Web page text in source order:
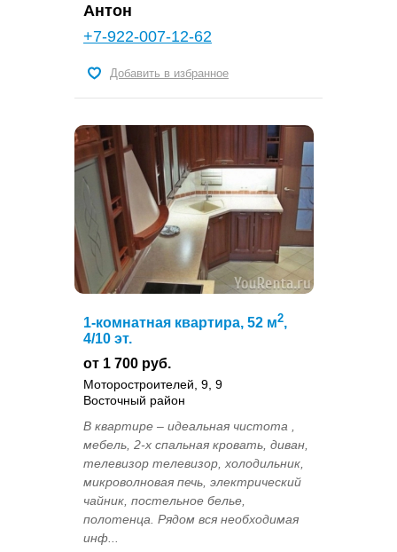
Антон
+7-922-007-12-62
Добавить в избранное
1-комнатная квартира, 52 м2,
4/10 эт.
от 1 700 руб.
Моторостроителей, 9, 9
Восточный район
В квартире – идеальная чистота ,
мебель, 2-х спальная кровать, диван,
телевизор телевизор, холодильник,
микроволновая печь, электрический
чайник, постельное белье,
полотенца. Рядом вся необходимая
инф...